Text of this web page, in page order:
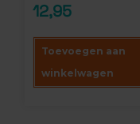
gebaseerd
12,95
Toevoegen aan
winkelwagen